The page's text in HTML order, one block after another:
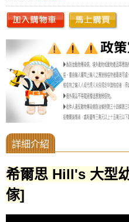
希爾思 Hill's 大型
傢]